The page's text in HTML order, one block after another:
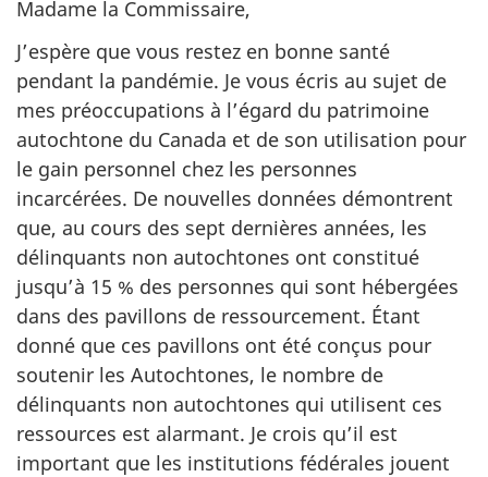
Madame la Commissaire,
J’espère que vous restez en bonne santé
pendant la pandémie. Je vous écris au sujet de
mes préoccupations à l’égard du patrimoine
autochtone du Canada et de son utilisation pour
le gain personnel chez les personnes
incarcérées. De nouvelles données démontrent
que, au cours des sept dernières années, les
délinquants non autochtones ont constitué
jusqu’à 15 % des personnes qui sont hébergées
dans des pavillons de ressourcement. Étant
donné que ces pavillons ont été conçus pour
soutenir les Autochtones, le nombre de
délinquants non autochtones qui utilisent ces
ressources est alarmant. Je crois qu’il est
important que les institutions fédérales jouent